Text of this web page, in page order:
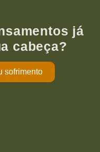
já
cabeça?
sofrimento